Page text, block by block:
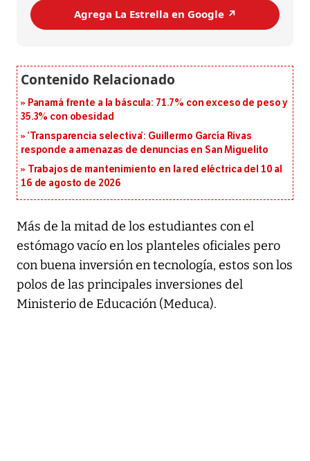
Agrega La Estrella en Google ↗️
Panamá frente a la báscula: 71.7% con exceso de peso y
35.3% con obesidad
‘Transparencia selectiva’: Guillermo García Rivas
responde a amenazas de denuncias en San Miguelito
Trabajos de mantenimiento en la red eléctrica del 10 al
16 de agosto de 2026
Más de la mitad de los estudiantes con el
estómago vacío en los planteles oficiales pero
con buena inversión en tecnología, estos son los
polos de las principales inversiones del
Ministerio de Educación (Meduca).